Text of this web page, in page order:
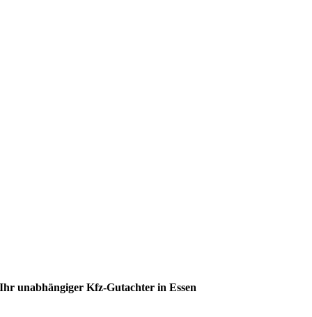
Ihr unabhängiger Kfz-Gutachter in Essen